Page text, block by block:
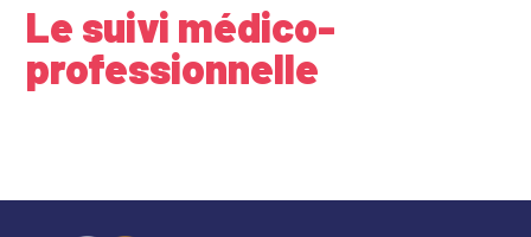
Le suivi médico-
professionnelle